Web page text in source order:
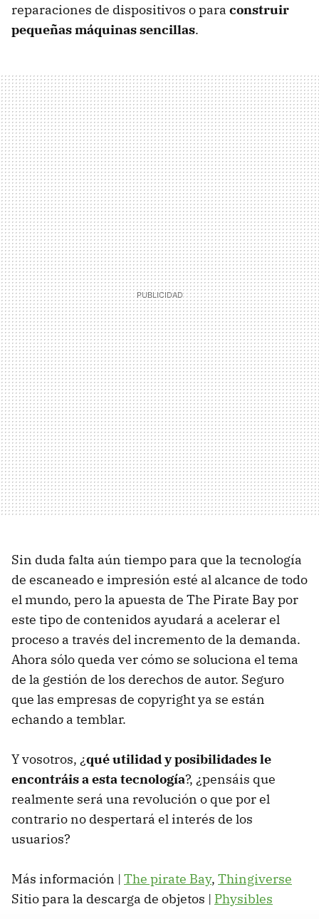
reparaciones de dispositivos o para construir
pequeñas máquinas sencillas.
Sin duda falta aún tiempo para que la tecnología
de escaneado e impresión esté al alcance de todo
el mundo, pero la apuesta de The Pirate Bay por
este tipo de contenidos ayudará a acelerar el
proceso a través del incremento de la demanda.
Ahora sólo queda ver cómo se soluciona el tema
de la gestión de los derechos de autor. Seguro
que las empresas de copyright ya se están
echando a temblar.
Y vosotros, ¿qué utilidad y posibilidades le
encontráis a esta tecnología?, ¿pensáis que
realmente será una revolución o que por el
contrario no despertará el interés de los
usuarios?
Más información | The pirate Bay, Thingiverse
Sitio para la descarga de objetos | Physibles